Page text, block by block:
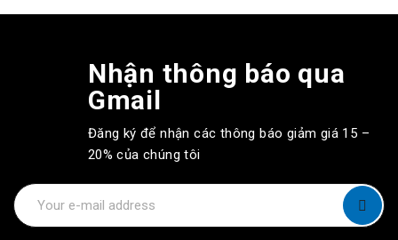
Nhận thông báo qua
Gmail
Đăng ký để nhận các thông báo giảm giá 15 –
20% của chúng tôi